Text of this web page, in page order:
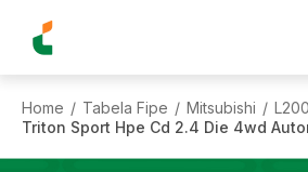
Home / Tabela Fipe / Mitsubishi / L200
Triton Sport Hpe Cd 2.4 Die 4wd